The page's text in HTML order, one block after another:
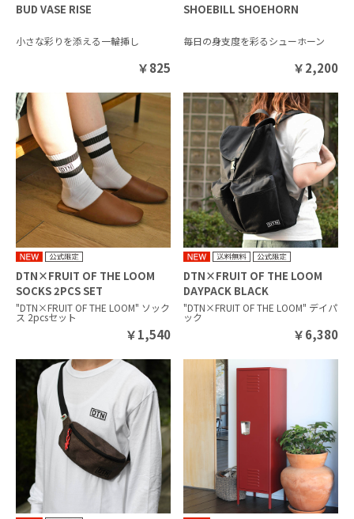
BUD VASE RISE
小さな彩りを添える一輪挿し
￥825
SHOEBILL SHOEHORN
毎日の身支度を彩るシューホーン
￥2,200
DTN×FRUIT OF THE LOOM
SOCKS 2PCS SET
BLACK/WHITE
"DTN×FRUIT OF THE LOOM" ソック
ス 2pcsセット
￥1,540
DTN×FRUIT OF THE LOOM
DAYPACK BLACK
"DTN×FRUIT OF THE LOOM" デイパ
ック
￥6,380